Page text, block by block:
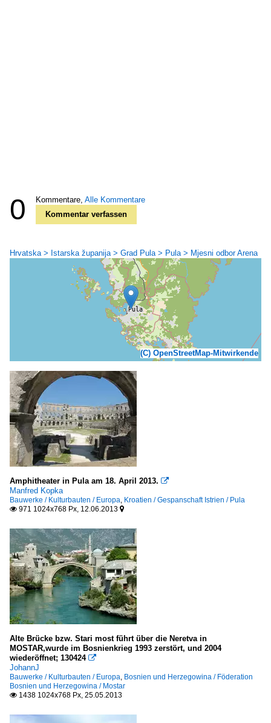
0 Kommentare, Alle Kommentare
Kommentar verfassen
Hrvatska > Istarska županija > Grad Pula > Pula > Mjesni odbor Arena
(C) OpenStreetMap-Mitwirkende
Amphitheater in Pula am 18. April 2013. 
Manfred Kopka
Bauwerke / Kulturbauten / Europa, Kroatien / Gespanschaft Istrien / Pula
 971 1024x768 Px, 12.06.2013 
Alte Brücke bzw. Stari most führt über die Neretva in
MOSTAR,wurde im Bosnienkrieg 1993 zerstört, und 2004
wiederöffnet; 130424 
JohannJ
Bauwerke / Kulturbauten / Europa, Bosnien und Herzegowina / Föderation
Bosnien und Herzegowina / Mostar
 1438 1024x768 Px, 25.05.2013